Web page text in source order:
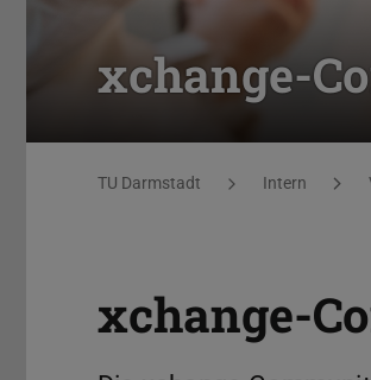
xchange-
Sie befinden sich hier:
TU Darmstadt Intern
xchange-